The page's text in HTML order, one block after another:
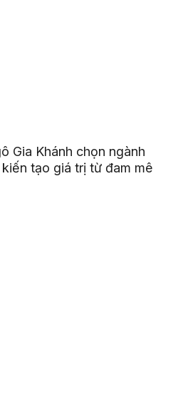
Gia Khánh chọn ngành
tạo giá trị từ đam mê